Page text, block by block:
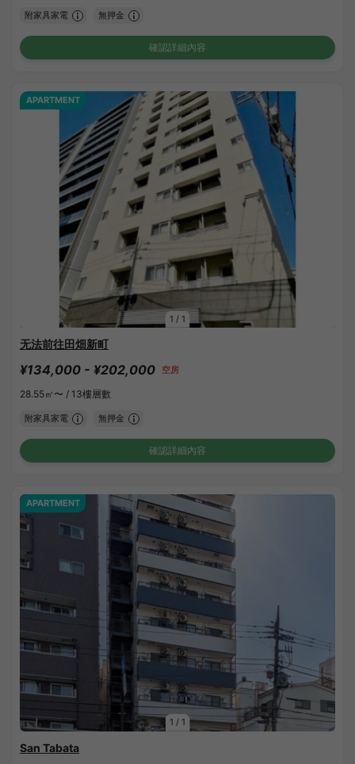
附家具家電 無押金
確認詳細內容
1 / 1
APARTMENT
无法前往田畑新町
¥134,000 - ¥202,000 空房
28.55㎡〜 / 13樓層數
附家具家電 無押金
確認詳細內容
1 / 1
APARTMENT
San Tabata